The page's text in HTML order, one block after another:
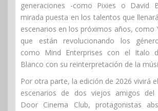
generaciones -como Pixies o David
mirada puesta en los talentos que
escenarios en los próximos años, como
que están revolucionando los
como Mind Enterprises con el Italo
Blanco con su reinterpretación de la
Por otra parte, la edición de 2026 vivirá
escenarios de dos viejos amigos del
Door Cinema Club, protagonistas